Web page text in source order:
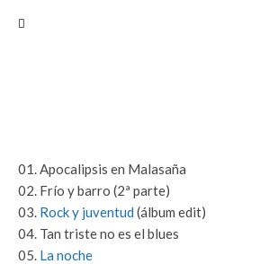
01. Apocalipsis en Malasaña
02. Frío y barro (2ª parte)
03. Rock y juventud (álbum edit)
04. Tan triste no es el blues
05. La noche